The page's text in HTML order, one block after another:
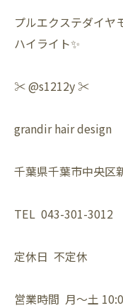
プルエクステダイヤ
ハイライト✨
✂️ @s1212y ✂️
grandir hair design
千葉県千葉市中央区
TEL 043-301-3012
定休日 不定休
営業時間 月〜土